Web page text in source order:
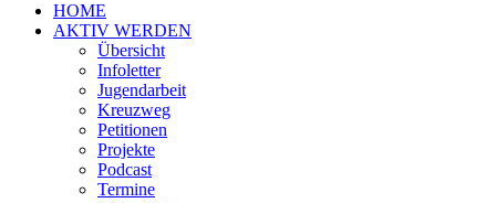
HOME
AKTIV WERDEN
Übersicht
Infoletter
Jugendarbeit
Kreuzweg
Petitionen
Projekte
Podcast
Termine